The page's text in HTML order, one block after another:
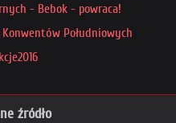
- Bebok - powraca!
Południowych
źródło